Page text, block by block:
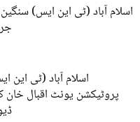
اسلام آباد (ٹی
پروٹیکشن یونٹ اقبال